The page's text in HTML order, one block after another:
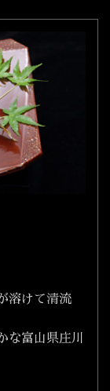
溶けて清流
な富山県庄川